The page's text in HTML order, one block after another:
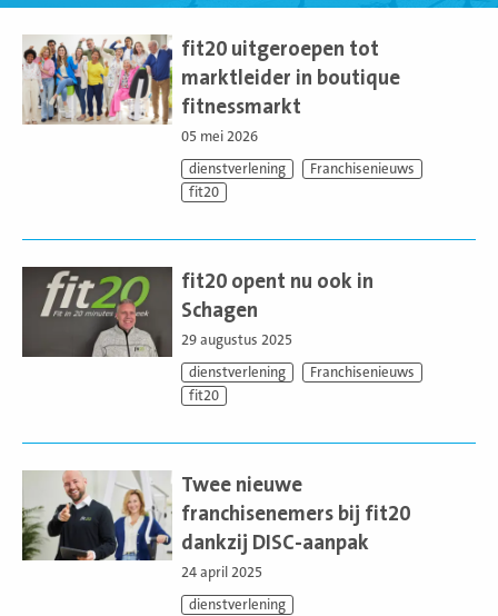
meer
fit20 uitgeroepen tot
marktleider in boutique
fitnessmarkt
05 mei 2026
dienstverlening
Franchisenieuws
fit20
meer
fit20 opent nu ook in
Schagen
29 augustus 2025
dienstverlening
Franchisenieuws
fit20
Twee nieuwe
franchisenemers bij fit20
dankzij DISC-aanpak
24 april 2025
dienstverlening